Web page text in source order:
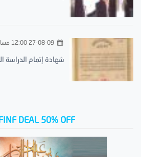
27-08-09 12:00 مساءً
شهادة إتمام الدراسة
DEAL 50% OFF